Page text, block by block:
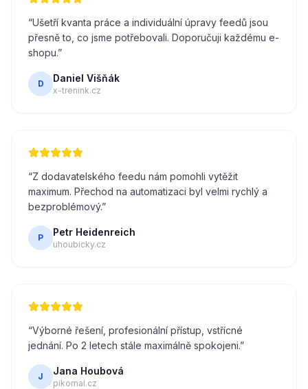
“Ušetří kvanta práce a individuální úpravy feedů jsou
přesně to, co jsme potřebovali. Doporučuji každému e-
shopu.”
D Daniel Višňák
x-trenink.cz
“Z dodavatelského feedu nám pomohli vytěžit
maximum. Přechod na automatizaci byl velmi rychlý a
bezproblémový.”
P Petr Heidenreich
uhoubicky.cz
“Výborné řešení, profesionální přístup, vstřícné
jednání. Po 2 letech stále maximálně spokojeni.”
J Jana Houbová
pikomal.cz